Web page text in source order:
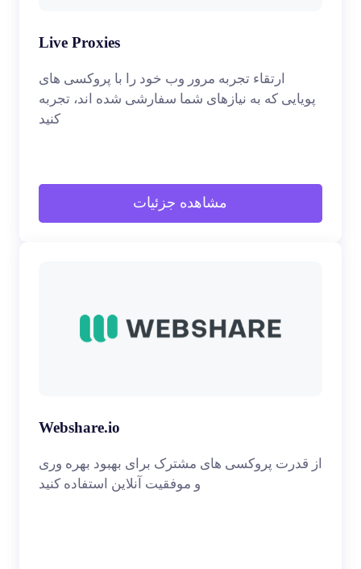
Live Proxies
ارتقاء تجربه مرور وب خود را با پروکسی های
پویایی که به نیازهای شما سفارشی شده اند، تجربه
کنید
مشاهده جزئیات
Webshare.io
از قدرت پروکسی های مشترک برای بهبود بهره وری
و موفقیت آنلاین استفاده کنید